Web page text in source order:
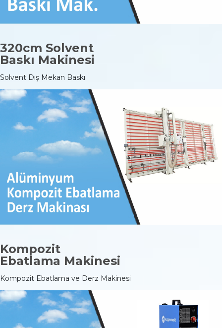
320cm Solvent
Baskı Makinesi
Solvent Dış Mekan Baskı
Kompozit
Ebatlama Makinesi
Kompozit Ebatlama ve Derz Makinesi